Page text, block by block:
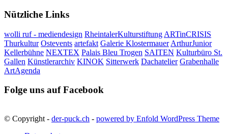
Nützliche Links
wolli ruf - mediendesign RheintalerKulturstiftung ARTinCRISIS
Thurkultur Ostevents artefakt Galerie Klostermauer ArthurJunior
Kellerbühne NEXTEX Palais Bleu Trogen SAITEN Kulturbüro St.
Gallen Künstlerarchiv KINOK Sitterwerk Dachatelier Grabenhalle
ArtAgenda
Folge uns auf Facebook
© Copyright - der-puck.ch - powered by Enfold WordPress Theme